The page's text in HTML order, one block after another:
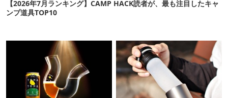
【2026年7月ランキング】CAMP HACK読者が、最も注目したキャ
ンプ道具TOP10